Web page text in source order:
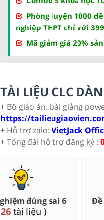
Phòng luyện 1000
nghiệp THPT chỉ với
Mã giảm giá 20%
TÀI LIỆU CLC
+ Bộ giáo án, bài giảng
https://
+ Hỗ trợ zalo: VietJack
+ Tổng đài hỗ trợ đăng ký :
Đề thi giữa kì, cuối kì 6
(141